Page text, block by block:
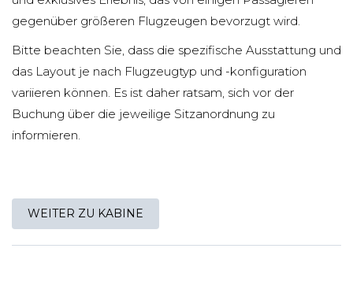
gegenüber größeren Flugzeugen bevorzugt wird.
Bitte beachten Sie, dass die spezifische Ausstattung und
das Layout je nach Flugzeugtyp und -konfiguration
variieren können. Es ist daher ratsam, sich vor der
Buchung über die jeweilige Sitzanordnung zu
informieren.
WEITER ZU KABINE